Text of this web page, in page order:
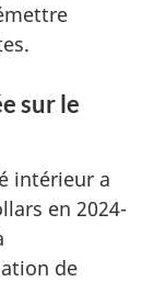
sur le
intérieur a
en 2024-
de